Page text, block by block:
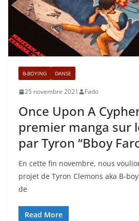
B-BOYING DANSE
25 novembre 2021 Fado
Once Upon A
premier manga sur
par Tyron “Bboy
En cette fin novembre, nous
projet de Tyron Clemons aka B-
de
Read More